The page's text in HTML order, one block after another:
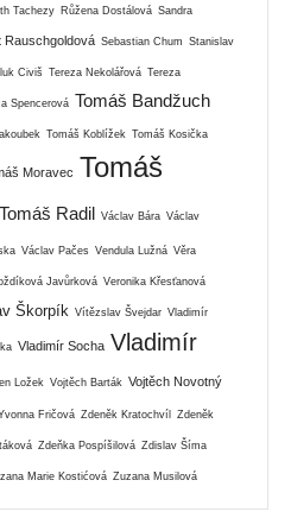
Tachezy Růžena Dostálová Sandra
Rauschgoldová Sebastian Chum Stanislav
Civiš Tereza Nekolářová Tereza
Spencerová Tomáš Bandžuch
Tomáš Koblížek Tomáš Kosička
Moravec Tomáš
Tomáš Radil Václav Bára Václav
Václav Pačes Vendula Lužná Věra
Javůrková Veronika Křesťanová
Škorpík Vítězslav Švejdar Vladimír
Vladimír Socha Vladimír
Ložek Vojtěch Barták Vojtěch Novotný
Fričová Zdeněk Kratochvíl Zdeněk
Zdeňka Pospíšilová Zdislav Šíma
Marie Kostićová Zuzana Musilová